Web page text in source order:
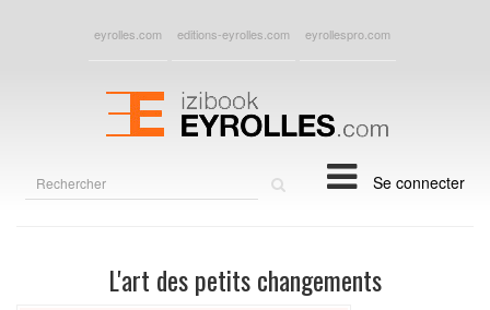
eyrolles.com editions-eyrolles.com eyrollespro.com
Se connecter
L'art des petits changements